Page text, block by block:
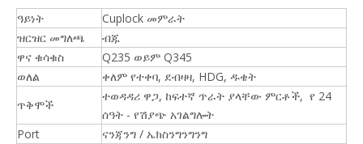
ዓይነት
Cuplock መምራት
ዝርዝር መግለጫ
ብጁ
ዋና ቁሳቁስ
Q235 ወይም Q345
ወለል
ቀለም የተቀባ, ደብዛዛ, HDG, ዱቄት
ጥቅሞች
ተወዳዳሪ ዋጋ, ከፍተኛ ጥራት ያላቸው ምርቶች, የ 24
ሰዓት - የሽያጭ አገልግሎት
Port
ናንጃንግ / ኤክስንግንግንግ